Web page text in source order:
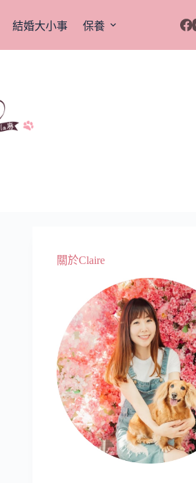
結婚大小事 保養
關於Claire